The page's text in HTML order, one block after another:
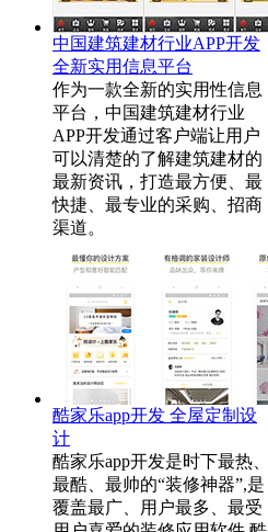
中国建筑建材行业APP开发
全新实用信息平台
作为一款全新的实用性信息
平台，中国建筑建材行业
APP开发通过客户端让用户
可以清楚的了解建筑建材的
最新资讯，打造最方便、最
快捷、最专业的采购、招商
渠道。
酷家乐app开发 全屋定制设
计
酷家乐app开发是时下最热、
最酷、最帅的“装修神器”,是
覆盖最广、用户最多、最受